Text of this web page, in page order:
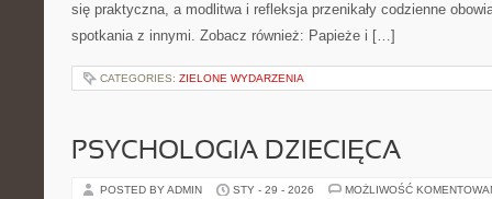
się praktyczna, a modlitwa i refleksja przenikały codzienne
spotkania z innymi. Zobacz również: Papieże i […]
CATEGORIES: ZIELONE WYDARZENIA
PSYCHOLOGIA DZIECIĘCA
POSTED BY ADMIN STY - 29 - 2026 MOŻLIWOŚĆ